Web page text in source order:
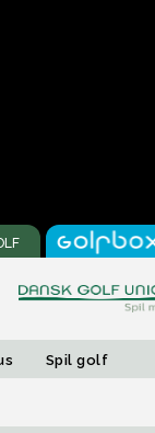
Spil golf